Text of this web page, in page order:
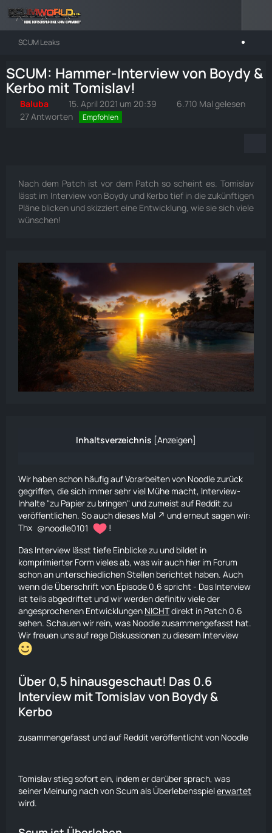
SCUM Leaks
SCUM: Hammer-Interview von Boydy &
Kerbo mit Tomislav!
Baluba 15. April 2021 um 20:39
6.710 Mal gelesen
27 Antworten
Empfohlen
Nach dem Patch ist vor dem Patch so scheint es. Tomislav
lässt im Interview von Boydy und Kerbo tief in die zukünftigen
Pläne blicken und skizziert eine Entwicklung, wie sie sich viele
wünschen!
Inhaltsverzeichnis [Anzeigen]
Wir haben schon häufig auf Vorarbeiten von Noodlezurück
gegriffen, die sich immer sehr viel Mühe macht, Interview-
Inhalte "zu Papierzu bringen" und zumeist auf Reddit zu
veröffentlichen. So auchdieses Mal
und erneut sagen wir:
Thx
noodle0101
!
Das Interview lässt tiefe Einblicke zu und bildet in
komprimierter Form vieles ab, was wir auch hier im Forum
schon an unterschiedlichen Stellen berichtet haben. Auch
wenn die Überschrift von Episode 0.6 spricht - Das Interview
ist teils abgedriftet und wir werden definitiv viele der
angesprochenen Entwicklungen NICHTdirekt in Patch 0.6
sehen. Schauen wir rein, was Noodle zusammengefasst hat.
Wir freuen uns auf rege Diskussionen zu diesem Interview
Über 0,5 hinausgeschaut! Das 0.6
Interview mit Tomislav von Boydy &
Kerbo
zusammengefasst und auf Reddit veröffentlicht von Noodle
Tomislav stieg sofort ein, indem er darüber sprach, was
seiner Meinung nach von Scum als Überlebensspielerwartet
wird.